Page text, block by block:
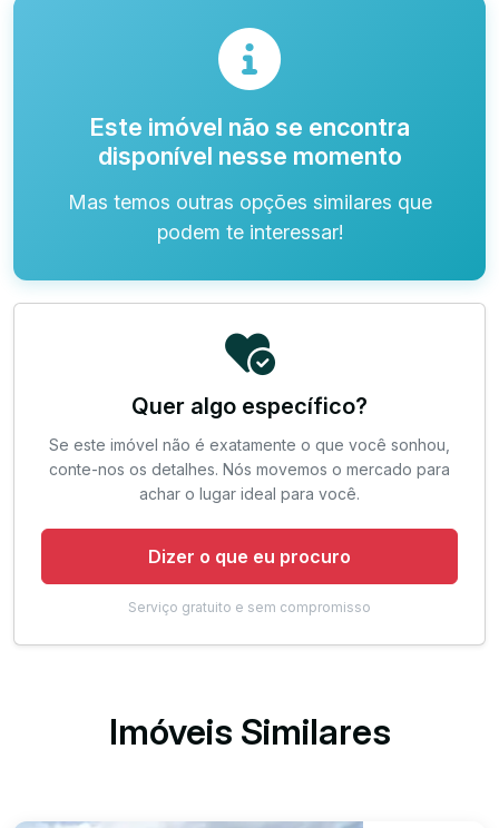
Este imóvel não se encontra
disponível nesse momento
Mas temos outras opções similares que
podem te interessar!
Quer algo específico?
Se este imóvel não é exatamente o que você sonhou,
conte-nos os detalhes. Nós movemos o mercado para
achar o lugar ideal para você.
Dizer o que eu procuro
Serviço gratuito e sem compromisso
Imóveis Similares